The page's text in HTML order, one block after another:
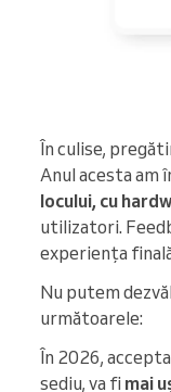
În culise,
Anul acesta am
locului, cu
utilizatori.
experiența
Nu putem
următoarele:
În 2026,
sediu, va fi mai